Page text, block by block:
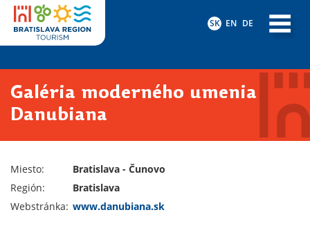
SK EN DE
Galéria moderného umenia
Danubiana
Miesto:
Bratislava - Čunovo
Región:
Bratislava
Webstránka: www.danubiana.sk